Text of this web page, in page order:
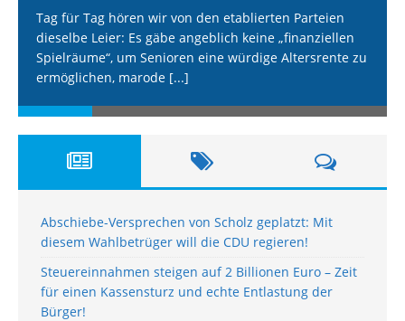
Tag für Tag hören wir von den etablierten Parteien
dieselbe Leier: Es gäbe angeblich keine „finanziellen
Spielräume“, um Senioren eine würdige Altersrente zu
ermöglichen, marode [...]
Abschiebe-Versprechen von Scholz geplatzt: Mit
diesem Wahlbetrüger will die CDU regieren!
Steuereinnahmen steigen auf 2 Billionen Euro – Zeit
für einen Kassensturz und echte Entlastung der
Bürger!